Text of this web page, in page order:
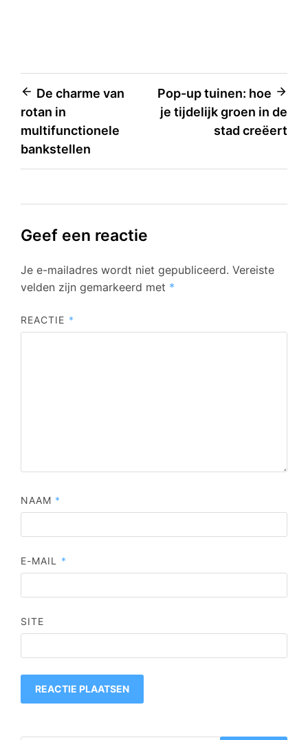
Bericht
navigatie
De charme van
rotan in
multifunctionele
bankstellen
Pop-up tuinen: hoe
je tijdelijk groen in de
stad creëert
Geef een reactie
Je e-mailadres wordt niet gepubliceerd. Vereiste
velden zijn gemarkeerd met *
REACTIE *
NAAM *
E-MAIL *
SITE